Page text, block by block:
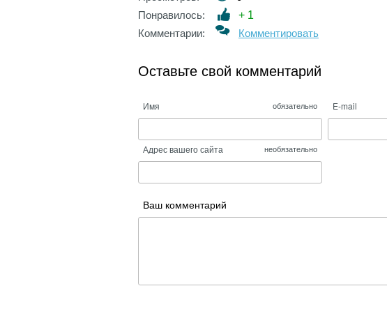
Понравилось:
+ 1
Комментарии:
Комментировать
Оставьте свой комментарий
Имя обязательно E-mail
Адрес вашего сайта необязательно
Ваш комментарий